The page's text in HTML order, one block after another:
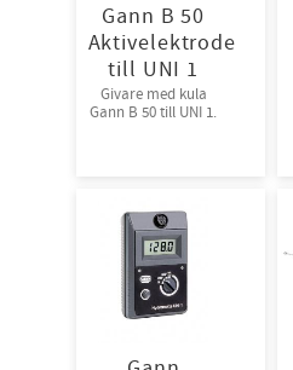
Gann B 50
Aktivelektrode
till UNI 1
Givare med kula
Gann B 50 till UNI 1.